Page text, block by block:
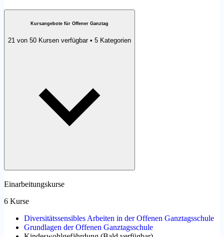
Kursangebote für Offener Ganztag
21 von 50 Kursen verfügbar • 5 Kategorien
Einarbeitungskurse
6 Kurse
Diversitätssensibles Arbeiten in der Offenen Ganztagsschule
Grundlagen der Offenen Ganztagsschule